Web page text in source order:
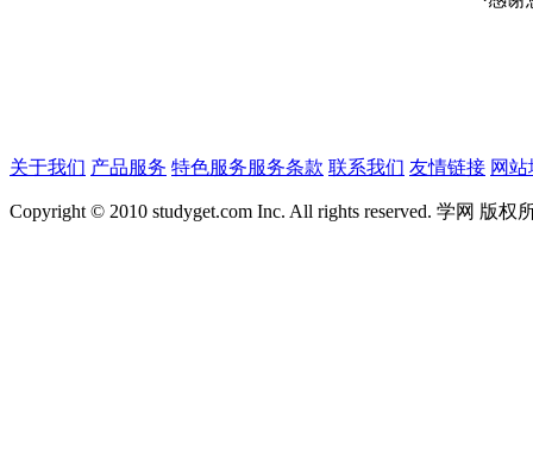
关于我们 产品服务 特色服务服务条款 联系我们 友情链接 网
Copyright © 2010 studyget.com Inc. All rights reserved. 学网 版权